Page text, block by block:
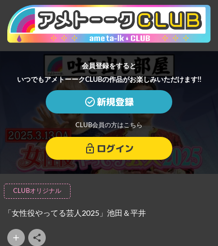
会員登録をすると
いつでもアメトーークCLUBの作品がお楽しみいただけます!!
新規登録
CLUB会員の方はこちら
ログイン
CLUBオリジナル
「女性役やってる芸人2025」池田＆平井